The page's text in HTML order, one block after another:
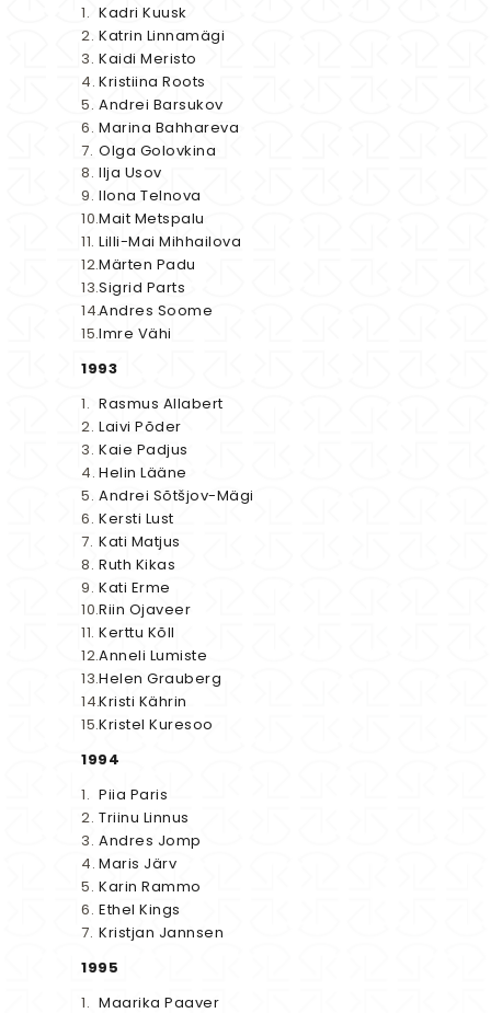
Kadri Kuusk
Katrin Linnamägi
Kaidi Meristo
Kristiina Roots
Andrei Barsukov
Marina Bahhareva
Olga Golovkina
Ilja Usov
Ilona Telnova
Mait Metspalu
Lilli-Mai Mihhailova
Märten Padu
Sigrid Parts
Andres Soome
Imre Vähi
1993
Rasmus Allabert
Laivi Põder
Kaie Padjus
Helin Lääne
Andrei Sõtšjov-Mägi
Kersti Lust
Kati Matjus
Ruth Kikas
Kati Erme
Riin Ojaveer
Kerttu Kõll
Anneli Lumiste
Helen Grauberg
Kristi Kährin
Kristel Kuresoo
1994
Piia Paris
Triinu Linnus
Andres Jomp
Maris Järv
Karin Rammo
Ethel Kings
Kristjan Jannsen
1995
Maarika Paaver